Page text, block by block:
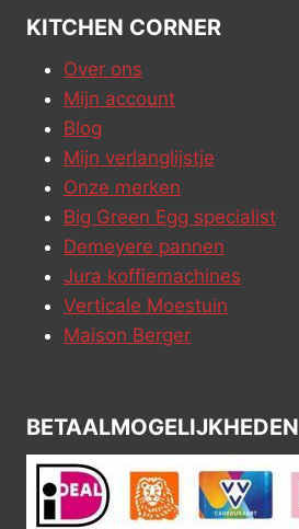
KITCHEN CORNER
Over ons
Mijn account
Blog
Mijn verlanglijstje
Onze merken
Big Green Egg specialist
Demeyere pannen
Jura koffiemachines
Verticale Moestuin
Maison Berger
BETAALMOGELIJKHEDEN